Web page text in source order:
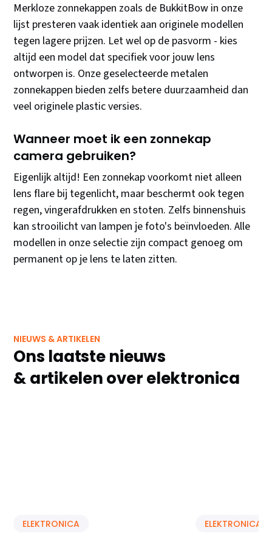
Merkloze zonnekappen zoals de BukkitBow in onze
lijst presteren vaak identiek aan originele modellen
tegen lagere prijzen. Let wel op de pasvorm - kies
altijd een model dat specifiek voor jouw lens
ontworpen is. Onze geselecteerde metalen
zonnekappen bieden zelfs betere duurzaamheid dan
veel originele plastic versies.
Wanneer moet ik een zonnekap
camera gebruiken?
Eigenlijk altijd! Een zonnekap voorkomt niet alleen
lens flare bij tegenlicht, maar beschermt ook tegen
regen, vingerafdrukken en stoten. Zelfs binnenshuis
kan strooilicht van lampen je foto's beïnvloeden. Alle
modellen in onze selectie zijn compact genoeg om
permanent op je lens te laten zitten.
NIEUWS & ARTIKELEN
Ons laatste nieuws
& artikelen over elektronica
ELEKTRONICA ELEKTRONICA